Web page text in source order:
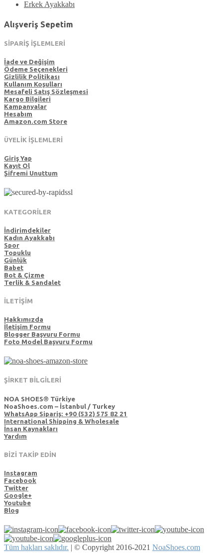
Erkek Ayakkabı
Alışveriş Sepetim
SİPARİŞ İŞLEMLERİ
İade ve Değişim
Ödeme Seçenekleri
Gizlilik Politikası
Kullanım Koşulları
Mesafeli Satış Sözleşmesi
Kargo Bilgileri
Kampanyalar
Hesabım
Amazon.com Store
ÜYELİK İŞLEMLERİ
Giriş Yap
Kayıt Ol
Şifremi Unuttum
KATEGORİLER
İndirimdekiler
Kadın Ayakkabı
Spor
Topuklu
Günlük
Babet
Bot & Çizme
Terlik & Sandalet
İLETİŞİM
Hakkımızda
İletişim Formu
Blogger Başvuru Formu
Foto Model Başvuru Formu
ŞİRKET BİLGİLERİ
NOA SHOES® Türkiye
NoaShoes.com – İstanbul / Turkey
WhatsApp Sipariş: +90 (532) 575 82 21
International Shipping & Wholesale
İnsan Kaynakları
Yardım
BİZİ TAKİP EDİN
Instagram
Facebook
Twitter
Google+
Youtube
Blog
Tüm hakları saklıdır. | © Copyright 2016-2021 NoaShoes.com